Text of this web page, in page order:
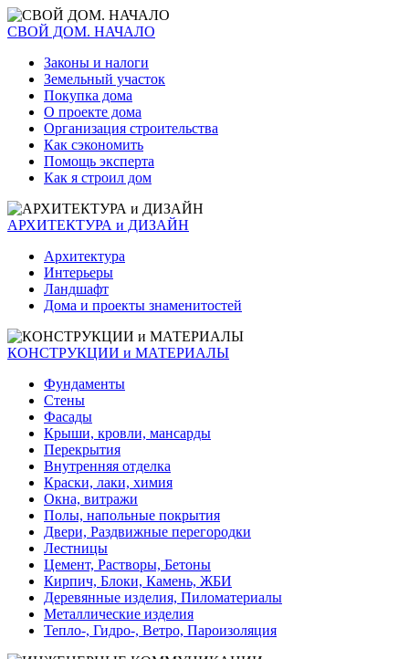
СВОЙ ДОМ. НАЧАЛО
Законы и налоги
Земельный участок
Покупка дома
О проекте дома
Организация строительства
Как сэкономить
Помощь эксперта
Как я строил дом
АРХИТЕКТУРА и ДИЗАЙН
Архитектура
Интерьеры
Ландшафт
Дома и проекты знаменитостей
КОНСТРУКЦИИ и МАТЕРИАЛЫ
Фундаменты
Стены
Фасады
Крыши, кровли, мансарды
Перекрытия
Внутренняя отделка
Краски, лаки, химия
Окна, витражи
Полы, напольные покрытия
Двери, Раздвижные перегородки
Лестницы
Цемент, Растворы, Бетоны
Кирпич, Блоки, Камень, ЖБИ
Деревянные изделия, Пиломатериалы
Металлические изделия
Тепло-, Гидро-, Ветро, Пароизоляция